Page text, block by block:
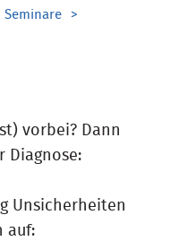
Seminare
vorbei? Dann
Diagnose:
Unsicherheiten
auf: